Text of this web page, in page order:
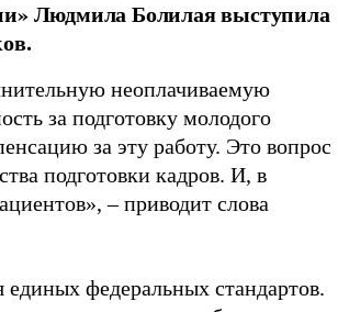
Людмила Болилая выступила
неоплачиваемую
за подготовку молодого
за эту работу. Это вопрос
подготовки кадров. И, в
– приводит слова
федеральных стандартов.